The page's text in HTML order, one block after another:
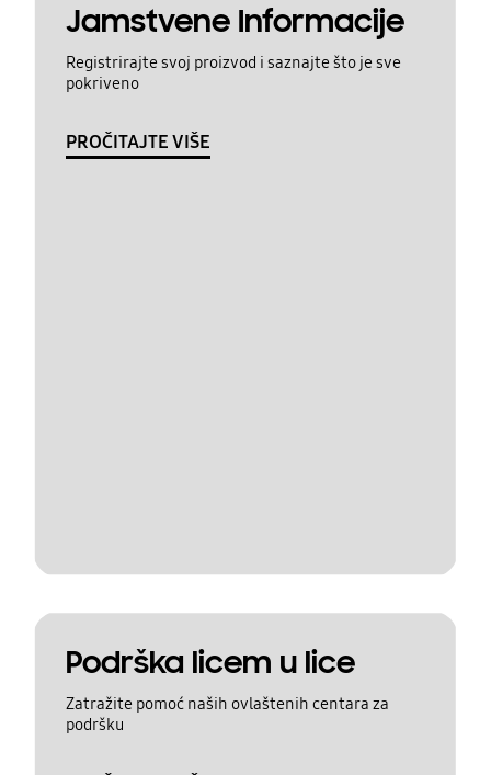
Jamstvene Informacije
Registrirajte svoj proizvod i saznajte što je sve
pokriveno
PROČITAJTE VIŠE
Podrška licem u lice
Zatražite pomoć naših ovlaštenih centara za
podršku